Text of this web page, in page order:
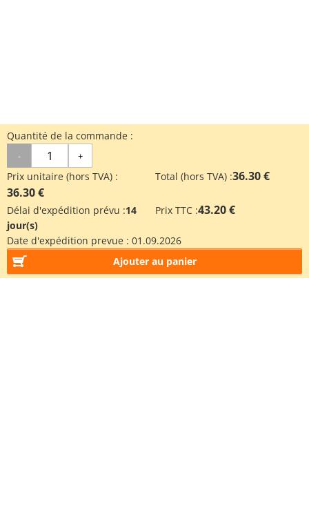
Quantité de la commande :
- +
Prix unitaire (hors TVA) :
36.30 €
Total (hors TVA) :36.30 €
Délai d'expédition prévu :14
jour(s)
Prix TTC :43.20 €
Date d'expédition prevue : 01.09.2026
Ajouter au panier